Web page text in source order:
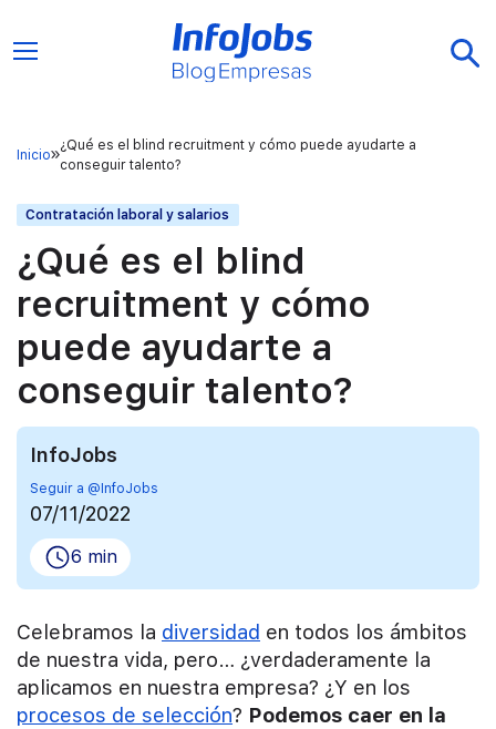
Inicio
¿Qué es el blind recruitment y cómo puede ayudarte a
conseguir talento?
Contratación laboral y salarios
¿Qué es el blind
recruitment y cómo
puede ayudarte a
conseguir talento?
InfoJobs
Seguir a @InfoJobs
07/11/2022
6 min
Celebramos la diversidad en todos los ámbitos
de nuestra vida, pero… ¿verdaderamente la
aplicamos en nuestra empresa? ¿Y en los
procesos de selección? Podemos caer en la